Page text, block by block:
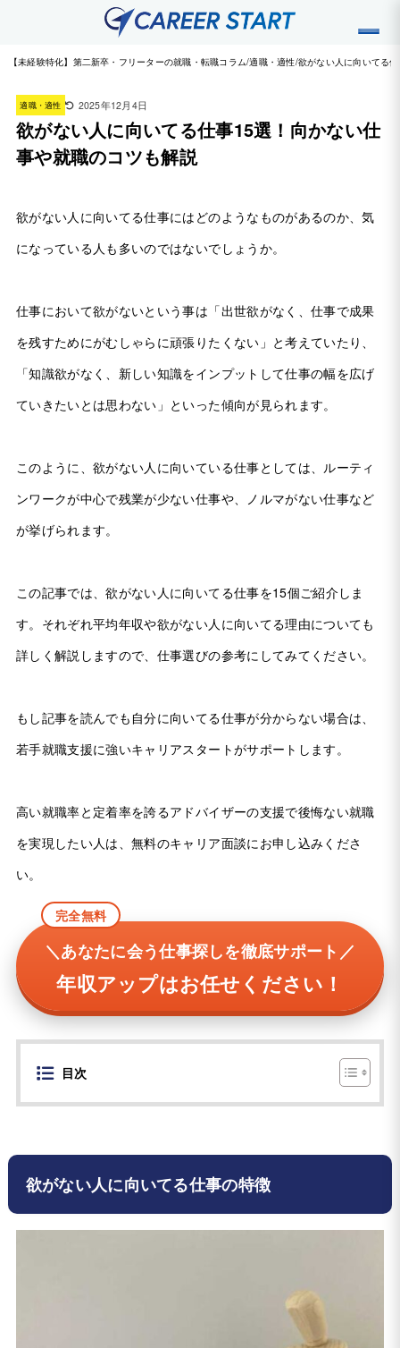
【未経験特化】第二新卒・フリーターの就職・転職コラム 適職・適性 欲がない人に向いてる
適職・適性 2025年12月4日
欲がない人に向いてる仕事15選！向かない仕
事や就職のコツも解説
欲がない人に向いてる仕事にはどのようなものがあるのか、気
になっている人も多いのではないでしょうか。
仕事において欲がないという事は「出世欲がなく、仕事で成果
を残すためにがむしゃらに頑張りたくない」と考えていたり、
「知識欲がなく、新しい知識をインプットして仕事の幅を広げ
ていきたいとは思わない」といった傾向が見られます。
このように、欲がない人に向いている仕事としては、ルーティ
ンワークが中心で残業が少ない仕事や、ノルマがない仕事など
が挙げられます。
この記事では、欲がない人に向いてる仕事を15個ご紹介しま
す。それぞれ平均年収や欲がない人に向いてる理由についても
詳しく解説しますので、仕事選びの参考にしてみてください。
もし記事を読んでも自分に向いてる仕事が分からない場合は、
若手就職支援に強いキャリアスタートがサポートします。
高い就職率と定着率を誇るアドバイザーの支援で後悔ない就職
を実現したい人は、無料のキャリア面談にお申し込みくださ
い。
完全無料
＼あなたに会う仕事探しを徹底サポート／
年収アップはお任せください！
目次
欲がない人に向いてる仕事の特徴